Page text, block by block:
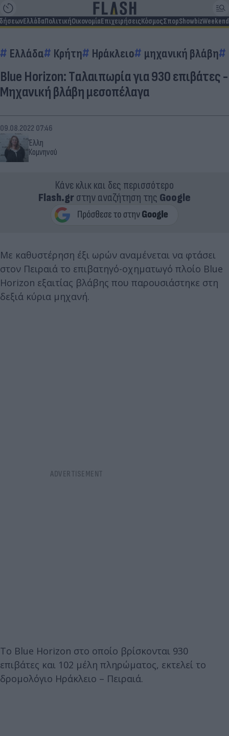
ΕλλάδαΠολιτικήΟικονομίαΕπιχειρήσειςΚόσμοςΣπορShowbizWeekend
Ελλάδα Κρήτη Ηράκλειο μηχανική βλάβη
Blue Horizon: Tαλαιπωρία για 930 επιβάτες -
Μηχανική βλάβη μεσοπέλαγα
Έλλη
Κομνηνού
09.08.2022 07:46
Κάνε κλικ και δες περισσότερο
Flash.grστην αναζήτηση της Google
Με καθυστέρηση έξι ωρών αναμένεται να φτάσει
στον Πειραιά το επιβατηγό-οχηματωγό πλοίο Blue
Horizon εξαιτίας βλάβης που παρουσιάστηκε στη
δεξιά κύρια μηχανή.
Το Blue Horizon στο οποίο βρίσκονται 930
επιβάτες και 102 μέλη πληρώματος, εκτελεί το
δρομολόγιο Ηράκλειο – Πειραιά.